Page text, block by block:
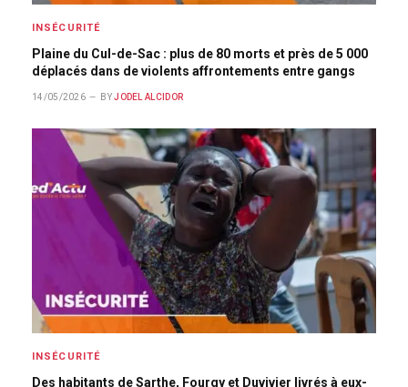
INSÉCURITÉ
Plaine du Cul-de-Sac : plus de 80 morts et près de 5 000
déplacés dans de violents affrontements entre gangs
14/05/2026 BY JODEL ALCIDOR
INSÉCURITÉ
Des habitants de Sarthe, Fourgy et Duvivier livrés à eux-